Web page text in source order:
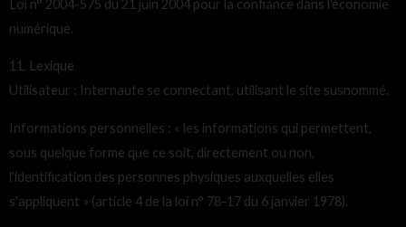
Loi n° 2004-575 du 21 juin 2004 pour la confiance dans l'économie
numérique.
11. Lexique
Utilisateur : Internaute se connectant, utilisant le site susnommé.
Informations personnelles : « les informations qui permettent,
sous quelque forme que ce soit, directement ou non,
l'identification des personnes physiques auxquelles elles
s'appliquent » (article 4 de la loi n° 78-17 du 6 janvier 1978).